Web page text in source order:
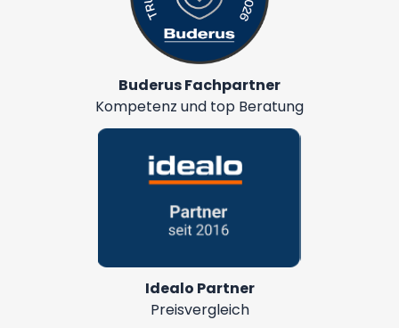
Buderus Fachpartner
Kompetenz und top Beratung
Idealo Partner
Preisvergleich